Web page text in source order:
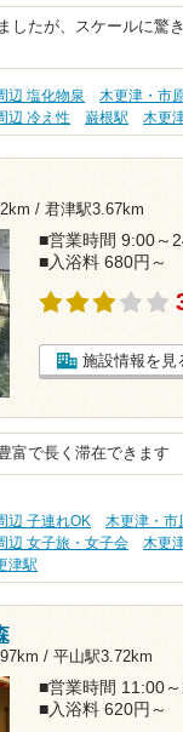
したが、スケールに驚
辺 塩化物泉 木更津・市
辺 冷え性
巌根駅 木更
/ 君津駅3.67km
■営業時間 9:00～
■入浴料 680円～
施設情報を見
富で長く滞在できます
辺 子連れOK
木更津・市
辺 女子旅・女子会
木更
津駅
/ 平山駅3.72km
■営業時間 11:00
■入浴料 620円～